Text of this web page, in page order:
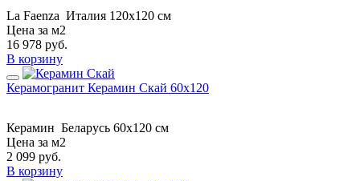
La Faenza Италия 120x120 см
Цена за м2
16 978 руб.
В корзину
Керамогранит Керамин Скай 60x120
Керамин Беларусь 60x120 см
Цена за м2
2 099 руб.
В корзину